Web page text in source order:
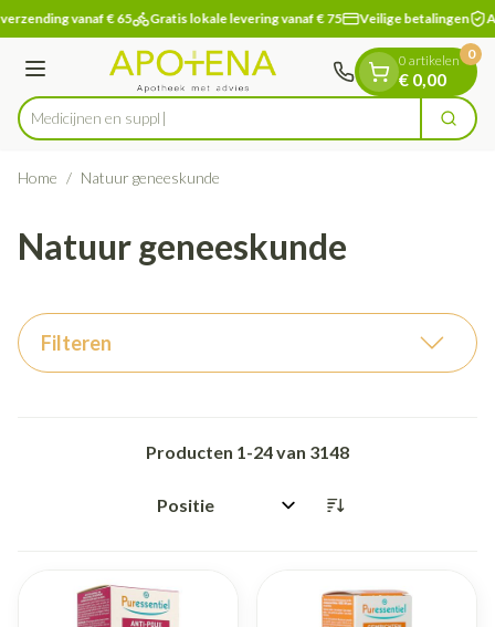
Ga naar de inhoud
1 van 1vanaf € 65 Gratis lokale levering vanaf € 75 Veilige betalingen
Menu
Product, merk, categorie... Zoek
0 artikelen
€ 0,00
0
Home / Natuur geneeskunde
Natuur geneeskunde
Filteren
Producten 1-24van 3148
Sorteer op: